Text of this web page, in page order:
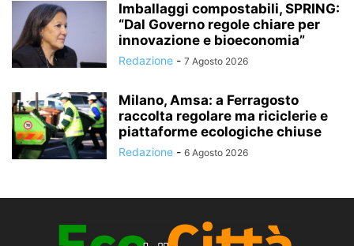
Imballaggi compostabili, SPRING:
“Dal Governo regole chiare per
innovazione e bioeconomia”
Redazione - 7 Agosto 2026
Milano, Amsa: a Ferragosto
raccolta regolare ma riciclerie e
piattaforme ecologiche chiuse
Redazione - 6 Agosto 2026